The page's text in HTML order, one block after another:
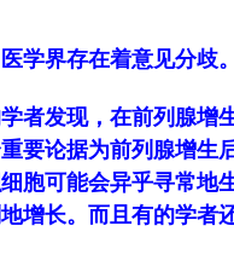
学界存在着意见分歧。
者发现，在前列腺增
要论据为前列腺增生
胞可能会异乎寻常地
增长。而且有的学者